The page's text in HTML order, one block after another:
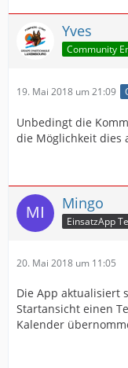
Yves
Community
19. Mai 2018 um 21:09
Unbedingt die
die Möglichkeit dies
Mingo
EinsatzApp
20. Mai 2018 um 11:05
Die App aktualisiert
Startansicht einen
Kalender